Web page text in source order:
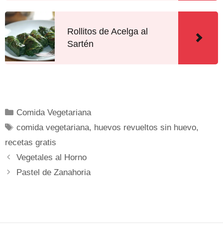
Rollitos de Acelga al
Sartén
Comida Vegetariana
comida vegetariana, huevos revueltos sin huevo,
recetas gratis
Vegetales al Horno
Pastel de Zanahoria